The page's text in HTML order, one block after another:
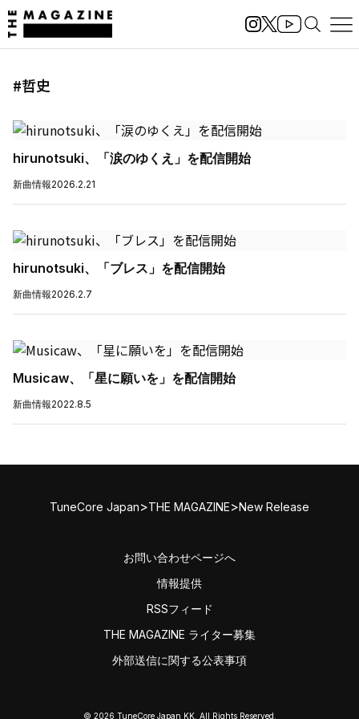
#哲史
hirunotsuki、「涙のゆくえ」を配信開始
新曲情報2026.2.21
hirunotsuki、「ブレス」を配信開始
新曲情報2026.2.7
Musicaw、「星に願いを」を配信開始
新曲情報2022.8.5
TuneCore Japan>THE MAGAZINE>New Release
お問い合わせページへ
情報提供
RSSフィード
THE MAGAZINE ライター募集
外部送信に関する公表事項
© 2026 TuneCore Japan KK. All Rights Reserved.